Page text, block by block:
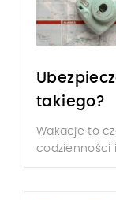
takiego?
Wakacje to
codzienności